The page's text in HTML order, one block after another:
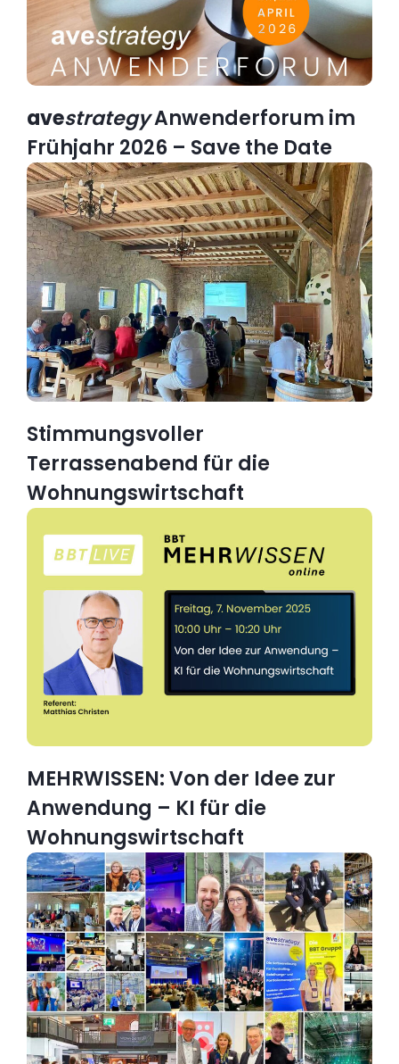
avestrategyAnwenderforum im
Frühjahr 2026 – Save the Date
Stimmungsvoller
Terrassenabend für die
Wohnungswirtschaft
MEHRWISSEN: Von der Idee zur
Anwendung – KI für die
Wohnungswirtschaft